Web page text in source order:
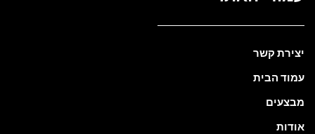
יצירת קשר
עמוד הבית
מבצעים
אודות